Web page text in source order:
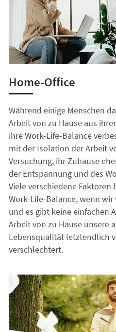
Home-Office
Während einige Menschen
Arbeit von zu Hause aus
ihre Work-Life-Balance
mit der Isolation der Arbeit
Versuchung, ihr Zuhause
der Entspannung und des
Viele verschiedene Faktoren
Work-Life-Balance, wenn
und es gibt keine einfachen
Arbeit von zu Hause unsere
Lebensqualität letztendlich
verschlechtert.